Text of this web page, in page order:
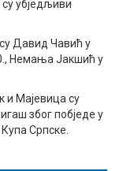
убједљиви
Давид Чавић у
Немања Јакшић у
и Мајевица су
због побједе у
Српске.